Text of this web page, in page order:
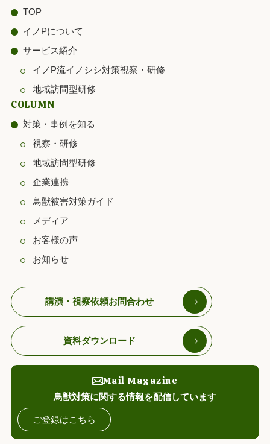
TOP
イノPについて
サービス紹介
イノP流イノシシ対策視察・研修
地域訪問型研修
COLUMN
対策・事例を知る
視察・研修
地域訪問型研修
企業連携
鳥獣被害対策ガイド
メディア
お客様の声
お知らせ
講演・視察依頼お問合わせ
資料ダウンロード
Mail Magazine
鳥獣対策に関する情報を配信しています
ご登録はこちら